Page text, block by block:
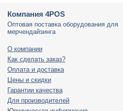
Компания 4POS
Оптовая поставка оборудования для
мерчендайзинга
О компании
Как сделать заказ?
Оплата и доставка
Цены и скидки
Гарантии качества
Для производителей